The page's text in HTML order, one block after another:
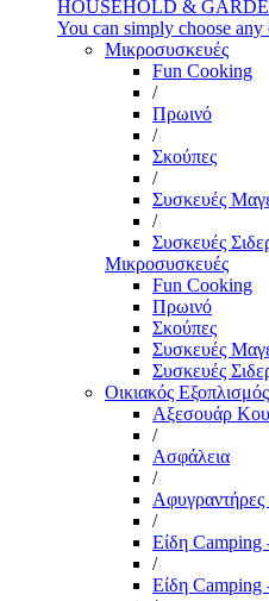
HOUSEHOLD &
You can simply choose
Μικροσυσκευές
Fun Cooking
/
Πρωινό
/
Σκούπες
/
Συσκευές
/
Συσκευές
Μικροσυσκευές
Fun Cooking
Πρωινό
Σκούπες
Συσκευές
Συσκευές
Οικιακός Εξοπλισμός
Αξεσουάρ
/
Ασφάλεια
/
Αφυγραντήρες
/
Είδη
/
Είδη Camping